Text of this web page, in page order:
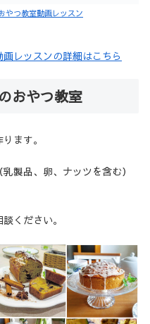
やつ教室動画レッスン
レッスンの詳細はこちら
おやつ教室
ます。
製品、卵、ナッツを含む）
ください。